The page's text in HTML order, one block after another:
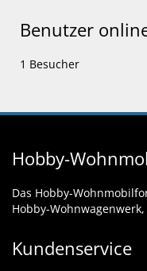
Benutzer
1 Besucher
Hobby-
Das Hobby-
Hobby-
Kundenservice